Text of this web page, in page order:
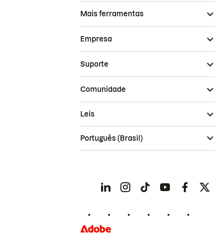
Mais ferramentas
Empresa
Suporte
Comunidade
Leis
Português (Brasil)